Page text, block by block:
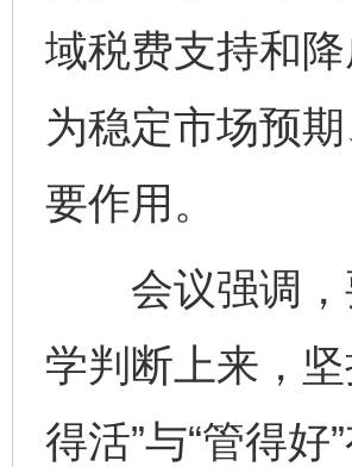
域税费支持和
为稳定市场预
要作用。
会议强调，
学判断上来，
得活”与“管得